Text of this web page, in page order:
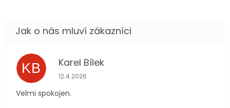
KB Karel Bílek
Hodnocení obchodu je 5 z 5 hvězdiček.
12.4.2026
Velmi spokojen.